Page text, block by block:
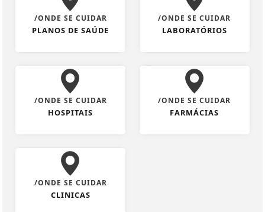
/ONDE SE CUIDAR
PLANOS DE SAÚDE
/ONDE SE CUIDAR
LABORATÓRIOS
/ONDE SE CUIDAR
HOSPITAIS
/ONDE SE CUIDAR
FARMÁCIAS
/ONDE SE CUIDAR
CLINICAS